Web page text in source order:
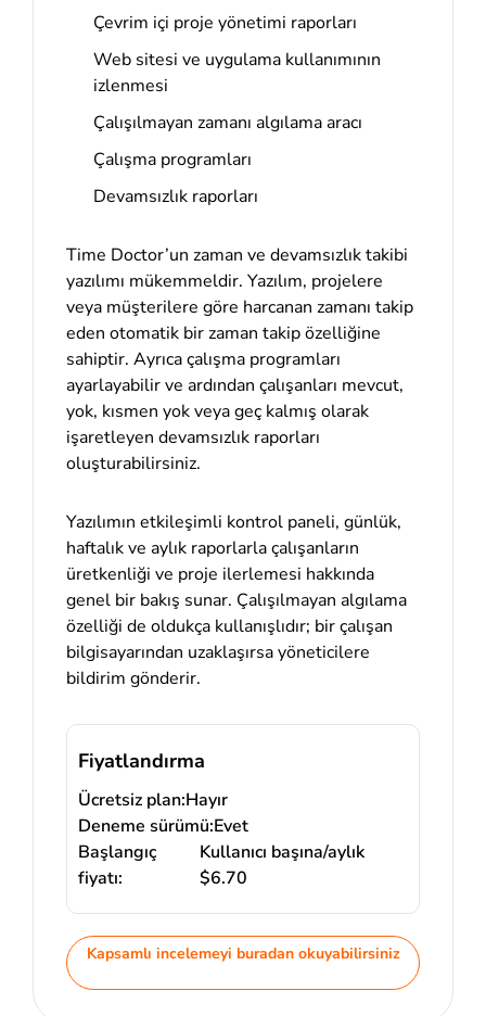
Çevrim içi proje yönetimi raporları
Web sitesi ve uygulama kullanımının
izlenmesi
Çalışılmayan zamanı algılama aracı
Çalışma programları
Devamsızlık raporları
Time Doctor’un zaman ve devamsızlık takibi
yazılımı mükemmeldir. Yazılım, projelere
veya müşterilere göre harcanan zamanı takip
eden otomatik bir zaman takip özelliğine
sahiptir. Ayrıca çalışma programları
ayarlayabilir ve ardından çalışanları mevcut,
yok, kısmen yok veya geç kalmış olarak
işaretleyen devamsızlık raporları
oluşturabilirsiniz.
Yazılımın etkileşimli kontrol paneli, günlük,
haftalık ve aylık raporlarla çalışanların
üretkenliği ve proje ilerlemesi hakkında
genel bir bakış sunar. Çalışılmayan algılama
özelliği de oldukça kullanışlıdır; bir çalışan
bilgisayarından uzaklaşırsa yöneticilere
bildirim gönderir.
Fiyatlandırma
Ücretsiz plan:Hayır
Deneme sürümü:Evet
Başlangıç
fiyatı:
Kullanıcı başına/aylık
$6.70
Kapsamlı incelemeyi buradan okuyabilirsiniz